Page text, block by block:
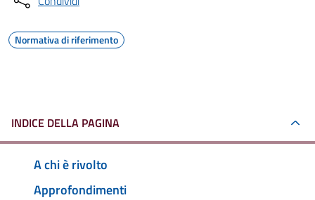
Normativa di riferimento
INDICE DELLA PAGINA
A chi è rivolto
Approfondimenti